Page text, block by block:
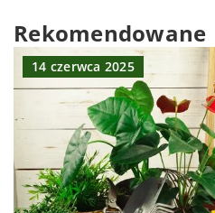
Rekomendowane
14 czerwca 2025